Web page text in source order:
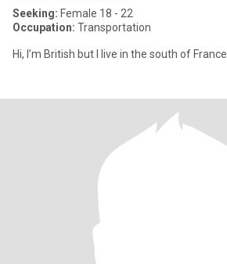
Seeking: Female 18 - 22
Occupation: Transportation
Hi, I’m British but I live in the south of France